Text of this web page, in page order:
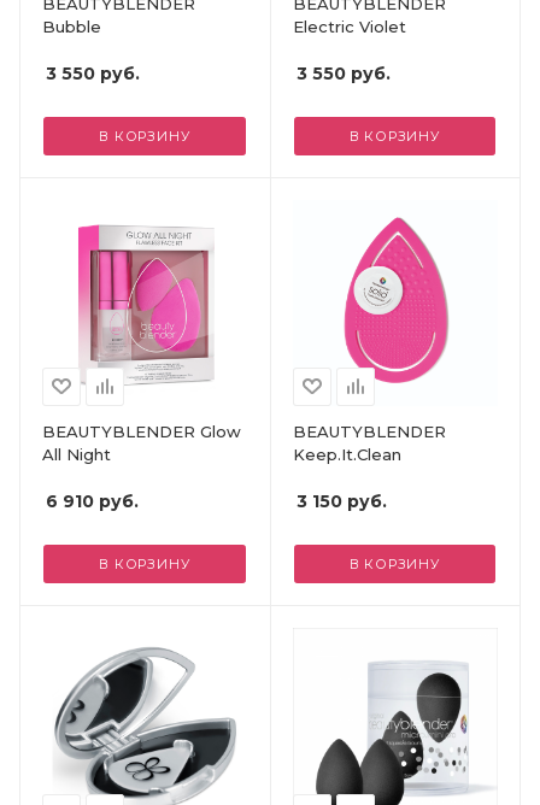
Bubble
3 550 руб.
В КОРЗИНУ
Electric Violet
3 550руб.
В КОРЗИНУ
BEAUTYBLENDER Glow
All Night
6 910 руб.
В КОРЗИНУ
BEAUTYBLENDER
Keep.It.Clean
3 150руб.
В КОРЗИНУ